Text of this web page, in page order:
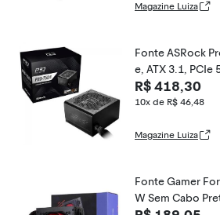
Magazine Luiza
Fonte ASRock
e, ATX 3.1, PCIe
R$ 418,30
10x de R$ 46,48
Magazine Luiza
Fonte Gamer
W Sem Cabo